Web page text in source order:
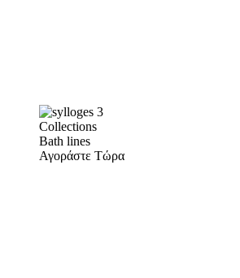
Collections
Bath lines
Αγοράστε Τώρα